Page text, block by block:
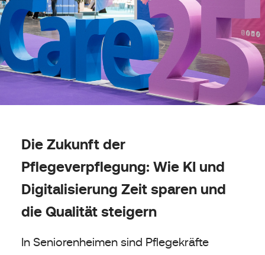
Die Zukunft der
Pflegeverpflegung: Wie KI und
Digitalisierung Zeit sparen und
die Qualität steigern
In Seniorenheimen sind Pflegekräfte